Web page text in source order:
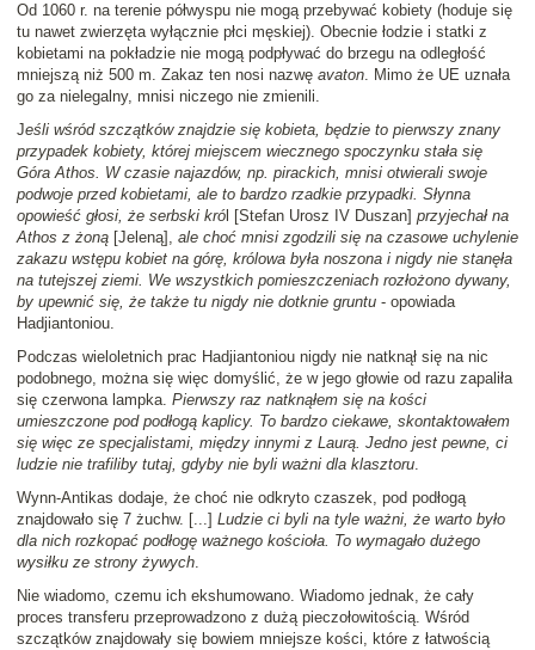
Od 1060 r. na terenie półwyspu nie mogą przebywać kobiety (hoduje się
tu nawet zwierzęta wyłącznie płci męskiej). Obecnie łodzie i statki z
kobietami na pokładzie nie mogą podpływać do brzegu na odległość
mniejszą niż 500 m. Zakaz ten nosi nazwę avaton. Mimo że UE uznała
go za nielegalny, mnisi niczego nie zmienili.
Jeśli wśród szczątków znajdzie się kobieta, będzie to pierwszy znany
przypadek kobiety, której miejscem wiecznego spoczynku stała się
Góra Athos. W czasie najazdów, np. pirackich, mnisi otwierali swoje
podwoje przed kobietami, ale to bardzo rzadkie przypadki. Słynna
opowieść głosi, że serbski kró l [Stefan Urosz IV Duszan] przyjechał na
Athos z żoną [Jeleną], ale choć mnisi zgodzili się na czasowe uchylenie
zakazu wstępu kobiet na górę, królowa była noszona i nigdy nie stanęła
na tutejszej ziemi. We wszystkich pomieszczeniach rozłożono dywany,
by upewnić się, że także tu nigdy nie dotknie gruntu - opowiada
Hadjiantoniou.
Podczas wieloletnich prac Hadjiantoniou nigdy nie natknął się na nic
podobnego, można się więc domyślić, że w jego głowie od razu zapaliła
się czerwona lampka. Pierwszy raz natknąłem się na kości
umieszczone pod podłogą kaplicy. To bardzo ciekawe, skontaktowałem
się więc ze specjalistami, między innymi z Laurą. Jedno jest pewne, ci
ludzie nie trafiliby tutaj, gdyby nie byli ważni dla klasztoru.
Wynn-Antikas dodaje, że choć nie odkryto czaszek, pod podłogą
znajdowało się 7 żuchw. [...] Ludzie ci byli na tyle ważni, że warto było
dla nich rozkopać podłogę ważnego kościoła. To wymagało dużego
wysiłku ze strony żywych.
Nie wiadomo, czemu ich ekshumowano. Wiadomo jednak, że cały
proces transferu przeprowadzono z dużą pieczołowitością. Wśród
szczątków znajdowały się bowiem mniejsze kości, które z łatwością